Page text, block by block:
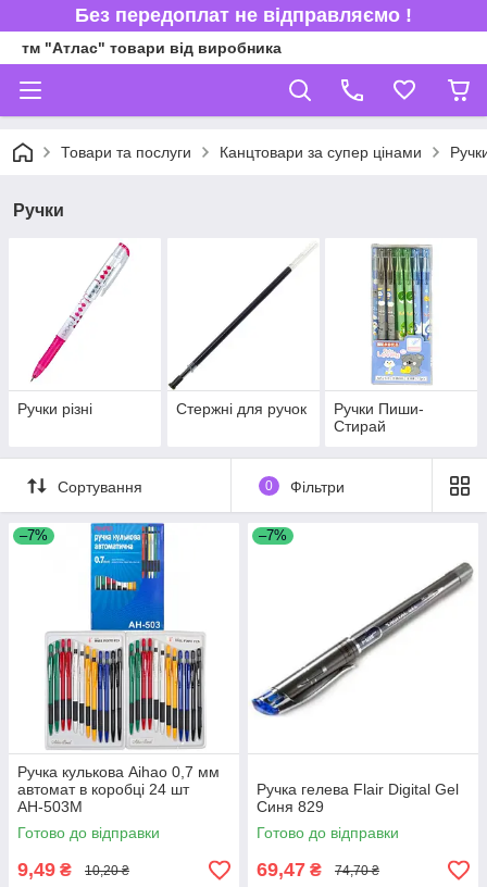
Без передоплат не відправляємо !
тм "Атлас" товари від виробника
Товари та послуги Канцтовари за супер цінами
Ручки
Ручки різні Стержні для ручок
Ручки Пиши-
Стирай
Сортування 0 Фільтри
–7%
Ручка кулькова Aihao 0,7 мм
автомат в коробці 24 шт
АН-503М
Готово до відправки
9,49 ₴ 10,20 ₴
–7%
Ручка гелева Flair Digital Gel
Синя 829
Готово до відправки
69,47 ₴ 74,70 ₴